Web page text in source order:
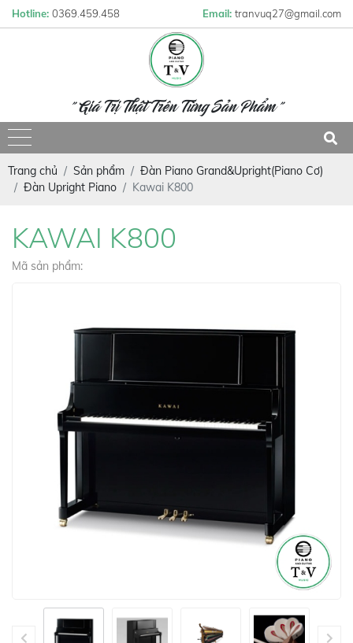
Hotline: 0369.459.458 Email: tranvuq27@gmail.com
" Giá Trị Thật Trên Từng Sản Phẩm "
Trang chủ Sản phẩm
Đàn Piano Grand&Upright(Piano Cơ)
Đàn Upright Piano
Kawai K800
KAWAI K800
Mã sản phẩm: